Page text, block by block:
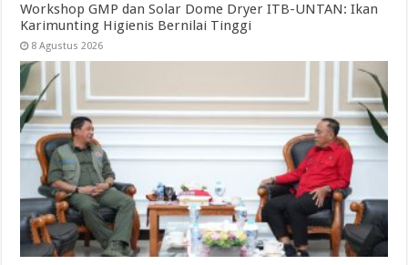
Workshop GMP dan Solar Dome Dryer ITB-UNTAN: Ikan
Karimunting Higienis Bernilai Tinggi
8 Agustus 2026